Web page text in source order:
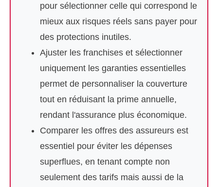
pour sélectionner celle qui correspond le
mieux aux risques réels sans payer pour
des protections inutiles.
Ajuster les franchises et sélectionner
uniquement les garanties essentielles
permet de personnaliser la couverture
tout en réduisant la prime annuelle,
rendant l'assurance plus économique.
Comparer les offres des assureurs est
essentiel pour éviter les dépenses
superflues, en tenant compte non
seulement des tarifs mais aussi de la